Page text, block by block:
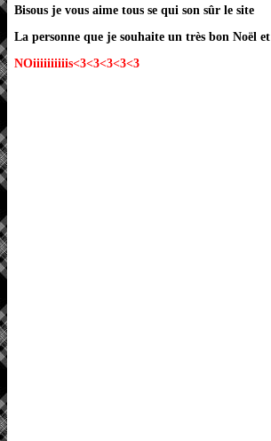
Bisous je vous aime tous se qui son sûr le site
La personne que je souhaite un très bon Noël et
NOiiiiiiiiiis<3<3<3<3<3